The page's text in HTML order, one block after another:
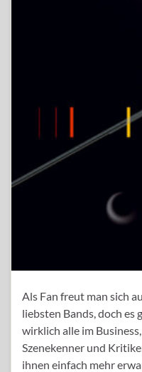
Als Fan freut man sich
liebsten Bands, doch es
wirklich alle im
Szenekenner und
ihnen einfach mehr